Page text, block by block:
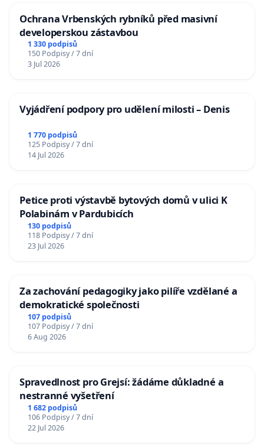
Ochrana Vrbenských rybníků před masivní
developerskou zástavbou
1 330 podpisů
150 Podpisy / 7 dní
3 Jul 2026
Vyjádření podpory pro udělení milosti – Denis
1 770 podpisů
125 Podpisy / 7 dní
14 Jul 2026
Petice proti výstavbě bytových domů v ulici K
Polabinám v Pardubicích
130 podpisů
118 Podpisy / 7 dní
23 Jul 2026
Za zachování pedagogiky jako pilíře vzdělané a
demokratické společnosti
107 podpisů
107 Podpisy / 7 dní
6 Aug 2026
Spravedlnost pro Grejsí: žádáme důkladné a
nestranné vyšetření
1 682 podpisů
106 Podpisy / 7 dní
22 Jul 2026